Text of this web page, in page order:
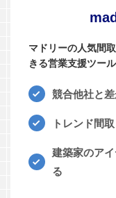
マドリーの人気間
きる営業支援ツール
競合他社と
トレンド間
建築家のア
る